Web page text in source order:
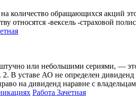
количество обращающихся
относятся -вексель -страховой
или небольшими сериями, —
В уставе АО не определен
на дивиденд наравне с
Работа Зачетная